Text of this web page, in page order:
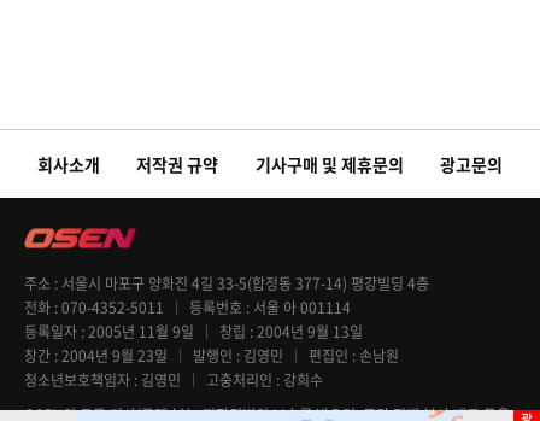
회사소개 저작권 규약 기사구매 및 제휴문의 광고문의
주소
서울시 마포구 양화진 4길 33-5(합정동 377-14) 평강빌딩 4층
전화 070-4352-5011 등록번호
서울 아 001114
등록일자 2005년 11월 9일 창립 2004년 9월 13일
창간 2004년 9월 23일 발행인 김영민 편집인
손남원
청소년보호책임자 김영민 고충처리인
강희수
OSEN의 모든 기사(콘텐츠)는 저작권법의 보호를 받으며, 무단 전재 복사 배포 등을